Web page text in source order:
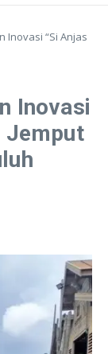
Inovasi “Si Anjas
Inovasi
Jemput